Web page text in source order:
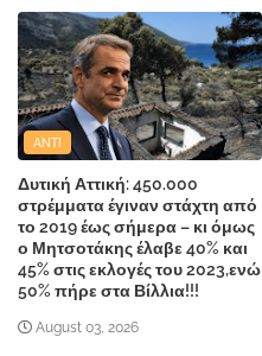
ANTI
Δυτική Αττική: 450.000
στρέμματα έγιναν στάχτη από
το 2019 έως σήμερα – κι όμως
ο Μητσοτάκης έλαβε 40% και
45% στις εκλογές του 2023,ενώ
50% πήρε στα Βίλλια!!!
August 03, 2026